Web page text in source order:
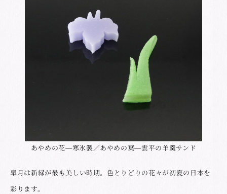
あやめの花―寒氷製／あやめの葉―雲平の羊羹サンド
皐月は新緑が最も美しい時期。色とりどりの花々が初夏の日本を
彩ります。